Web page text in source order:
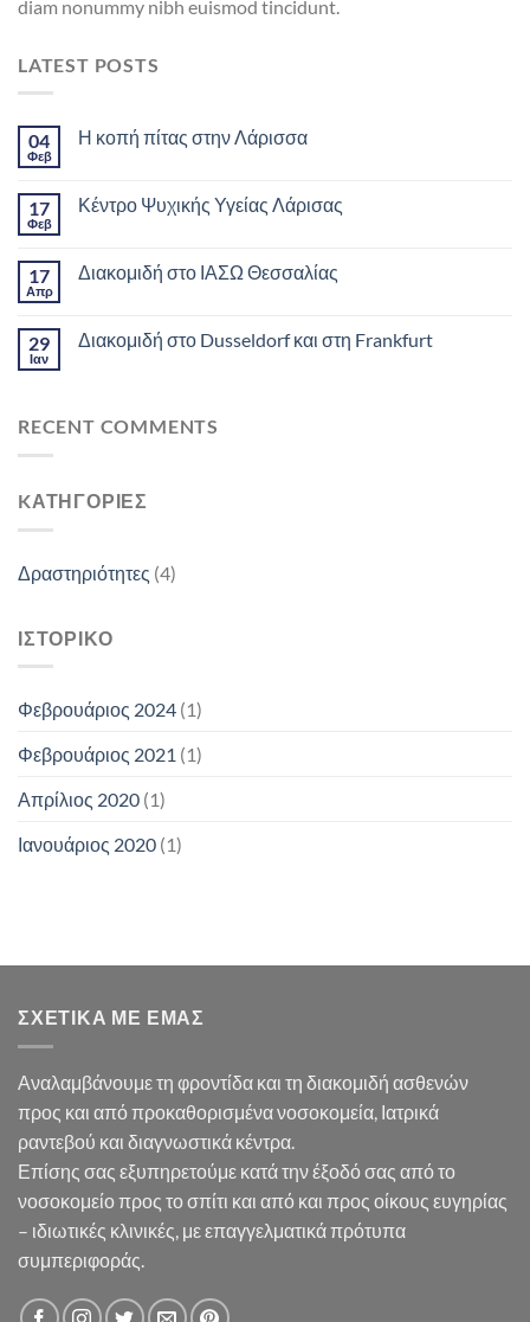
diam nonummy nibh euismod tincidunt.
LATEST POSTS
04
Φεβ
Η κοπή πίτας στην Λάρισσα
17
Φεβ
Κέντρο Ψυχικής Υγείας Λάρισας
17
Απρ
Διακομιδή στο ΙΑΣΩ Θεσσαλίας
29
Ιαν
Διακομιδή στο Dusseldorf και στη Frankfurt
RECENT COMMENTS
KΑΤΗΓΟΡΊΕΣ
Δραστηριότητες (4)
ΙΣΤΟΡΙΚΌ
Φεβρουάριος 2024 (1)
Φεβρουάριος 2021 (1)
Απρίλιος 2020 (1)
Ιανουάριος 2020 (1)
ΣΧΕΤΙΚΆ ΜΕ ΕΜΆΣ
Αναλαμβάνουμε τη φροντίδα και τη διακομιδή ασθενών
προς και από προκαθορισμένα νοσοκομεία, Ιατρικά
ραντεβού και διαγνωστικά κέντρα.
Επίσης σας εξυπηρετούμε κατά την έξοδό σας από το
νοσοκομείο προς το σπίτι και από και προς οίκους ευγηρίας
– ιδιωτικές κλινικές, με επαγγελματικά πρότυπα
συμπεριφοράς.